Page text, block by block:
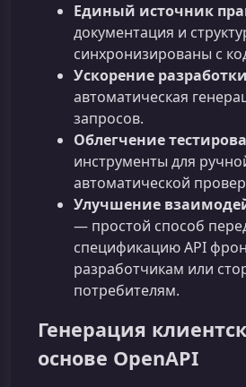
Единый источник
документация и
синхронизированы с
Ускорение разработки
автоматическая
запросов.
Облегчение
инструменты для
автоматической
Улучшение
— простой способ
спецификацию API
разработчикам или
потребителям.
Генерация
основе OpenAPI